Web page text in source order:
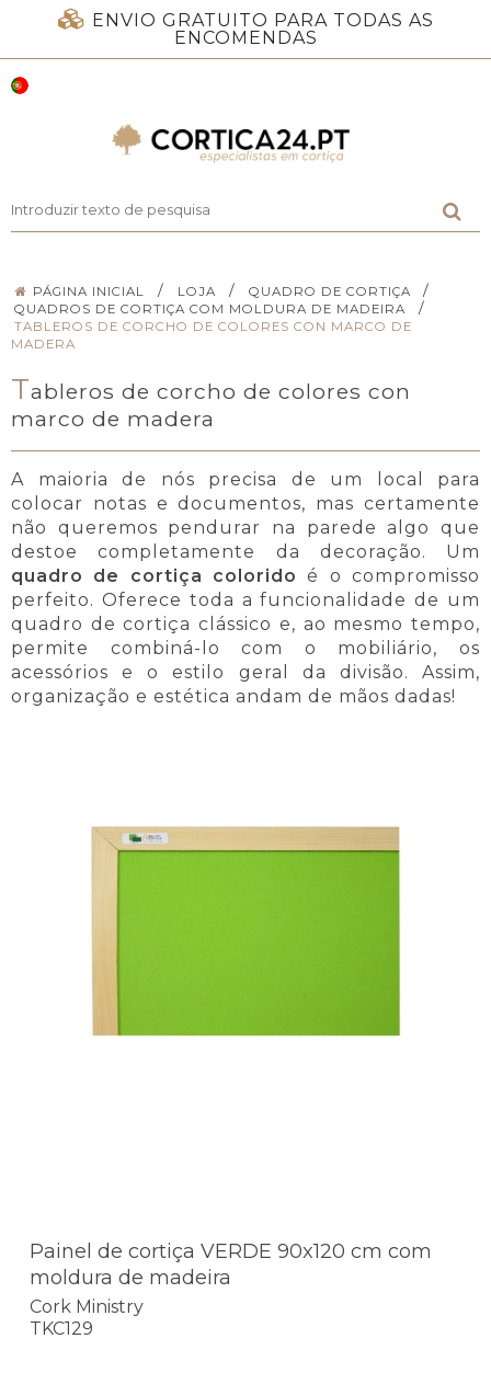
ENVIO GRATUITO PARA TODAS AS
ENCOMENDAS
PÁGINA INICIAL / LOJA / QUADRO DE CORTIÇA /
QUADROS DE CORTIÇA COM MOLDURA DE MADEIRA /
TABLEROS DE CORCHO DE COLORES CON MARCO DE
MADERA
Tableros de corcho de colores con
marco de madera
A maioria de nós precisa de um local para
colocar notas e documentos, mas certamente
não queremos pendurar na parede algo que
destoe completamente da decoração. Um
quadro de cortiça colorido é o compromisso
perfeito. Oferece toda a funcionalidade de um
quadro de cortiça clássico e, ao mesmo tempo,
permite combiná-lo com o mobiliário, os
acessórios e o estilo geral da divisão. Assim,
organização e estética andam de mãos dadas!
Painel de cortiça VERDE 90x120 cm com
moldura de madeira
Cork Ministry
TKC129